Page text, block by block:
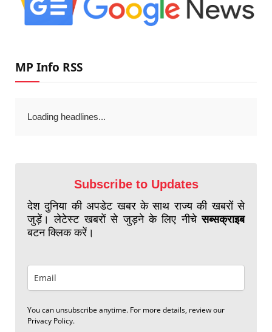
MP Info RSS
Loading headlines...
Subscribe to Updates
देश दुनिया की अपडेट खबर के साथ राज्य की खबरों से
जुड़ें। लेटेस्ट खबरों से जुड़ने के लिए नीचेसब्सक्राइब
बटन क्लिक करें।
You can unsubscribe anytime. For more details, review our
Privacy Policy.